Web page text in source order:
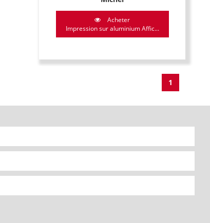
Acheter
Impression sur aluminium Affic...
1